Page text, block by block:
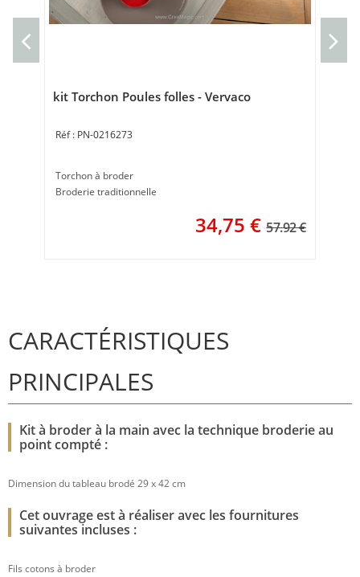
kit Torchon Poules folles - Vervaco
PN-0216273
Torchon à broder
Broderie traditionnelle
34,75 € 57.92 €
CARACTÉRISTIQUES
PRINCIPALES
Kit à broder à la main avec la technique broderie au
point compté :
Dimension du tableau brodé 29 x 42 cm
Cet ouvrage est à réaliser avec les fournitures
suivantes incluses :
Fils cotons à broder